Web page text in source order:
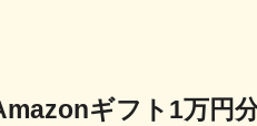
ギフト1万円